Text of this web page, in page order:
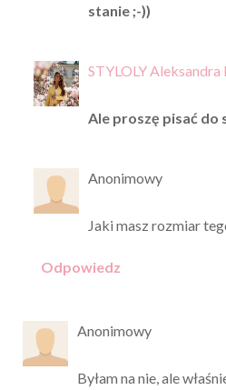
stanie ;-))
STYLOLY
Ale proszę pisać do
Anonimowy
Jaki masz rozmiar
Odpowiedz
Anonimowy
Byłam na nie, ale